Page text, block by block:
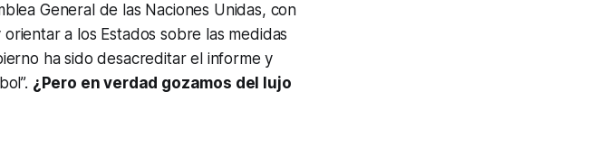
General de las Naciones Unidas, con
a los Estados sobre las medidas
ha sido desacreditar el informe y
¿Pero en verdad gozamos del lujo